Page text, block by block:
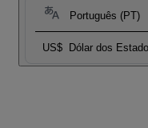
Português (PT)
US$ Dólar dos